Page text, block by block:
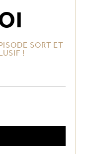
SORT ET
!